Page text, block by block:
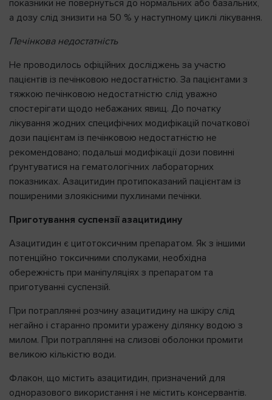
показники не повернуться до нормальних або базальних,
а дозу слід знизити на 50 % у наступному циклі лікування.
Печінкова недостатність
Не проводилось офіційних досліджень за участю
пацієнтів із печінковою недостатністю. За пацієнтами з
тяжкою печінковою недостатністю слід уважно
спостерігати щодо небажаних явищ. До початку
лікування жодних специфічних модифікацій початкової
дози пацієнтам із печінковою недостатністю не
рекомендовано; подальші модифікації дози повинні
ґрунтуватися на гематологічних лабораторних
показниках. Азацитидин протипоказаний пацієнтам із
поширеними злоякісними пухлинами печінки.
Приготування суспензії азацитидину
Азацитидин є цитотоксичним препаратом. Як з іншими
потенційно токсичними сполуками, необхідна
обережність при маніпуляціях з препаратом та
приготуванні суспензій.
При потраплянні розчину азацитидину на шкіру слід
негайно і старанно промити уражену ділянку водою з
милом. При потраплянні на слизові оболонки промити
великою кількістю води.
Флакон, що містить азацитидин, призначений для
одноразового використання і не містить консервантів.